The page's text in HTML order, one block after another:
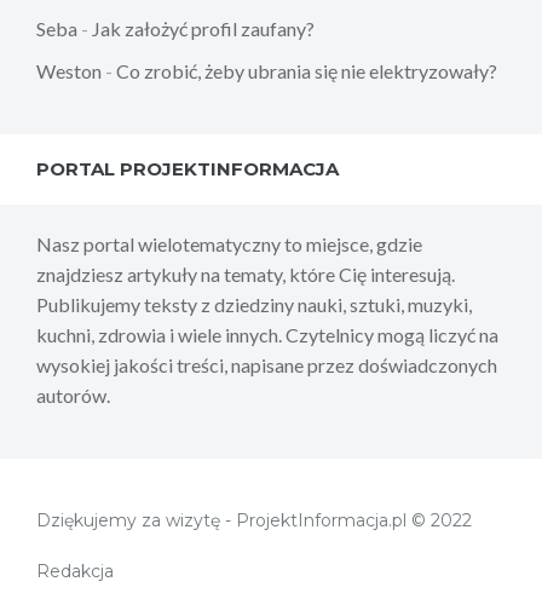
Seba - Jak założyć profil zaufany?
Weston - Co zrobić, żeby ubrania się nie elektryzowały?
PORTAL PROJEKTINFORMACJA
Nasz portal wielotematyczny to miejsce, gdzie
znajdziesz artykuły na tematy, które Cię interesują.
Publikujemy teksty z dziedziny nauki, sztuki, muzyki,
kuchni, zdrowia i wiele innych. Czytelnicy mogą liczyć na
wysokiej jakości treści, napisane przez doświadczonych
autorów.
Dziękujemy za wizytę - ProjektInformacja.pl © 2022
Redakcja